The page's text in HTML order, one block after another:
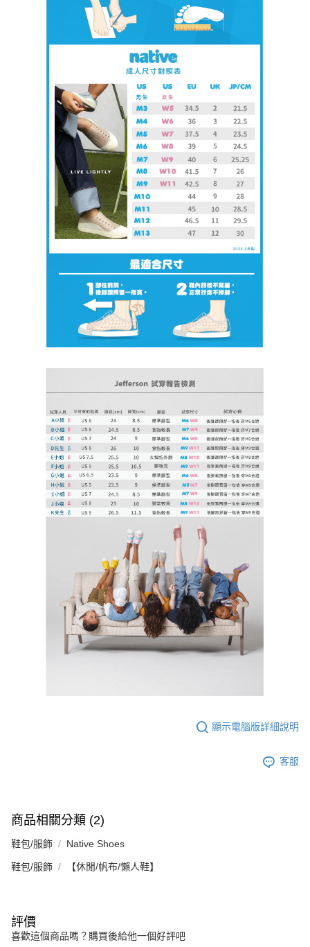
顯示電腦版詳細說明
客服
商品相關分類 (2)
鞋包/服飾 Native Shoes
鞋包/服飾 【休閒/帆布/懶人鞋】
評價
喜歡這個商品嗎？購買後給他一個好評吧